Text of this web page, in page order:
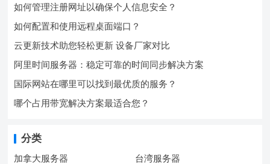
如何管理注册网址以确保个人信息安全？
如何配置和使用远程桌面端口？
云更新技术助您轻松更新 设备厂家对比
阿里时间服务器：稳定可靠的时间同步解决方案
国际网站在哪里可以找到最优质的服务？
哪个占用带宽解决方案最适合您？
分类
加拿大服务器 台湾服务器